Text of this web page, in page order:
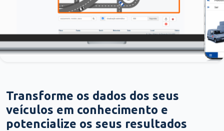
Transforme os dados dos seus
veículos em conhecimento e
potencialize os seus resultados